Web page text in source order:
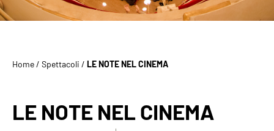
Home/ Spettacoli / LE NOTE NEL CINEMA
LE NOTE NEL CINEMA